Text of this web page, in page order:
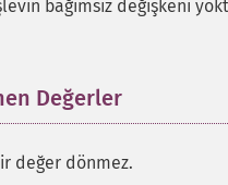
bağımsız değişkeni
Değerler
değer dönmez.